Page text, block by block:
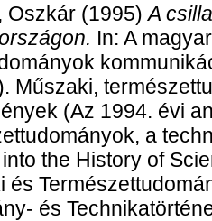
Oszkár (1995)A
In: A
Műszaki,
(Az 1994. évi
a
the History of
és
és